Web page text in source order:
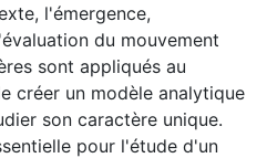
l'émergence,
du mouvement
sont appliqués au
créer un modèle analytique
son caractère unique.
pour l'étude d'un